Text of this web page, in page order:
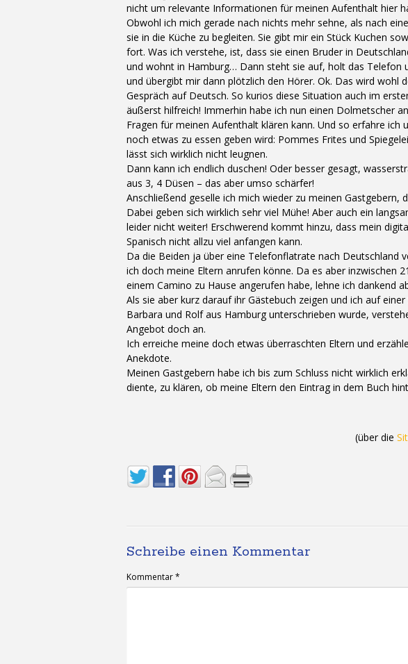
nicht um relevante Informationen für meinen Aufenthalt hier
Obwohl ich mich gerade nach nichts mehr sehne, als nach
sie in die Küche zu begleiten. Sie gibt mir ein Stück Kuchen
fort. Was ich verstehe, ist, dass sie einen Bruder in
und wohnt in Hamburg… Dann steht sie auf, holt das Telefon
und übergibt mir dann plötzlich den Hörer. Ok. Das wird wohl
Gespräch auf Deutsch. So kurios diese Situation auch im
äußerst hilfreich! Immerhin habe ich nun einen Dolmetscher
Fragen für meinen Aufenthalt klären kann. Und so erfahre ich
noch etwas zu essen geben wird: Pommes Frites und
lässt sich wirklich nicht leugnen.
Dann kann ich endlich duschen! Oder besser gesagt,
aus 3, 4 Düsen – das aber umso schärfer!
Anschließend geselle ich mich wieder zu meinen Gastgebern,
Dabei geben sich wirklich sehr viel Mühe! Aber auch ein
leider nicht weiter! Erschwerend kommt hinzu, dass mein
Spanisch nicht allzu viel anfangen kann.
Da die Beiden ja über eine Telefonflatrate nach Deutschland
ich doch meine Eltern anrufen könne. Da es aber inzwischen
einem Camino zu Hause angerufen habe, lehne ich dankend
Als sie aber kurz darauf ihr Gästebuch zeigen und ich auf
Barbara und Rolf aus Hamburg unterschrieben wurde,
Angebot doch an.
Ich erreiche meine doch etwas überraschten Eltern und
Anekdote.
Meinen Gastgebern habe ich bis zum Schluss nicht wirklich
diente, zu klären, ob meine Eltern den Eintrag in dem Buch
(über die
Schreibe einen Kommentar
Kommentar*